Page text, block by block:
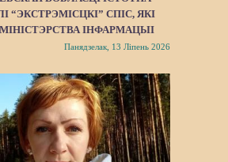
“ЭКСТРЭМІСЦКІ” СПІС, ЯКІ
ІНФАРМАЦЫІ
Панядзелак, 13 Ліпень 2026